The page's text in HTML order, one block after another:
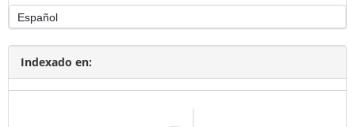
Indexado en: